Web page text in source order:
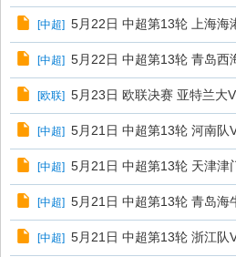
[中超] 5月22日 中超第13轮 上海海
[中超] 5月22日 中超第13轮 青岛西
[欧联] 5月23日 欧联决赛 亚特兰大
[中超] 5月21日 中超第13轮 河南队
[中超] 5月21日 中超第13轮 天津津
[中超] 5月21日 中超第13轮 青岛海
[中超] 5月21日 中超第13轮 浙江队